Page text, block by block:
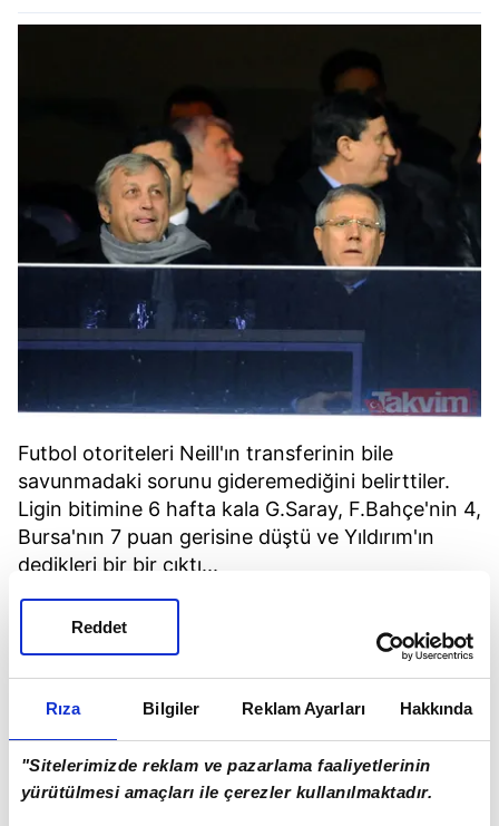
Rıza Bilgiler Reklam Ayarları Hakkında
"Sitelerimizde reklam ve pazarlama faaliyetlerinin
yürütülmesi amaçları ile çerezler kullanılmaktadır.
Reddet
Futbol otoriteleri Neill'ın transferinin bile
savunmadaki sorunu gideremediğini belirttiler.
Ligin bitimine 6 hafta kala G.Saray, F.Bahçe'nin 4,
Bursa'nın 7 puan gerisine düştü ve Yıldırım'ın
dedikleri bir bir çıktı...
DEĞERLENDİRDİ. DEĞERLENDİRMEDE
GALATASARAYLILARI KIZDIRACAK SÖZLER
VAR...